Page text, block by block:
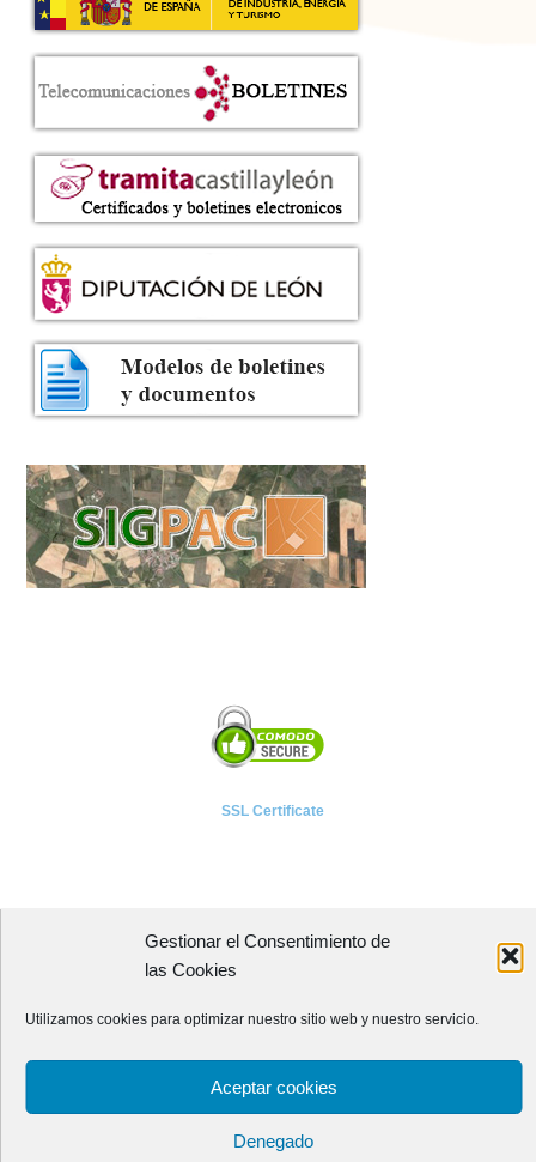
Gestionar el Consentimiento de
las Cookies
Utilizamos cookies para optimizar nuestro sitio web y nuestro servicio.
Aceptar cookies
Denegado
SSL Certificate
A P I E T E L
Avenida Independencia, 4 - 5ª planta
24001 - LEÓN (España)